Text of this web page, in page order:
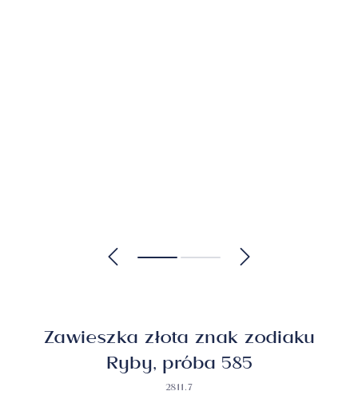
Zawieszka złota znak zodiaku
Ryby, próba 585
2811.7